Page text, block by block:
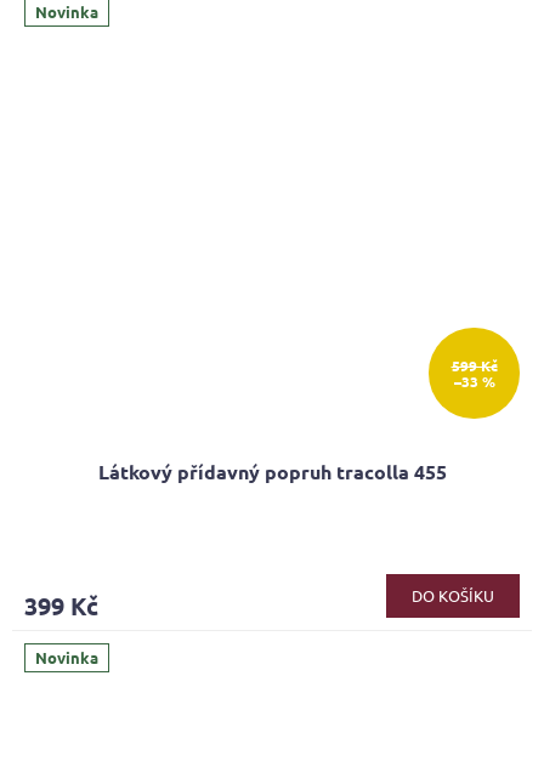
Novinka
599 Kč
–33 %
Látkový přídavný popruh tracolla 455
399 Kč DO KOŠÍKU
Novinka